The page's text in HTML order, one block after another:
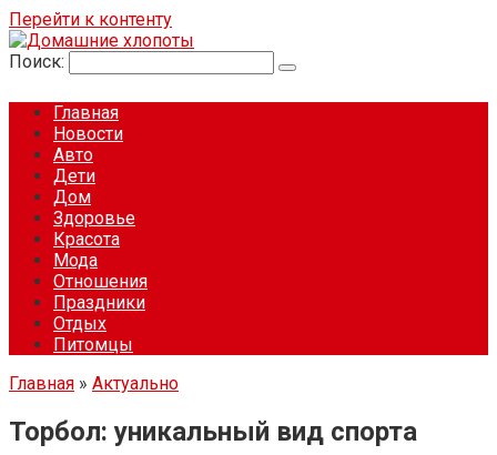
Перейти к контенту
Поиск:
Главная
Новости
Авто
Дети
Дом
Здоровье
Красота
Мода
Отношения
Праздники
Отдых
Питомцы
Главная » Актуально
Торбол: уникальный вид спорта